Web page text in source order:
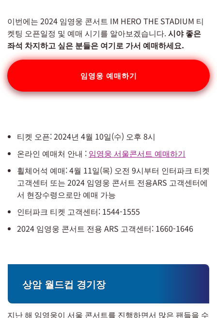
이번에는 2024 임영웅 콘서트 IM HERO THE STADIUM 티
켓팅 오픈일정 및 예매 시기를 알아보겠습니다.시야 좋은
좌석 차지하고 싶은 분들은 여기로 가서 예매하세요.
임영웅 예매하기
티켓 오픈: 2024년 4월 10일(수) 오후 8시
온라인 예매처 안내 : 임영웅 서울콘서트 예매하기
휠체어석 예매: 4월 11일(목) 오전 9시부터 인터파크 티켓
고객센터 또는 2024 임영웅 콘서트 전용ARS 고객센터에
서 현장수령으로만 예매 가능
인터파크 티켓 고객센터: 1544-1555
2024 임영웅 콘서트 전용 ARS 고객센터: 1660-1646
상암 월드컵 경기장
지난 해 임영웅이 서울 콘서트를 진행하면서 많은 팬들을 수